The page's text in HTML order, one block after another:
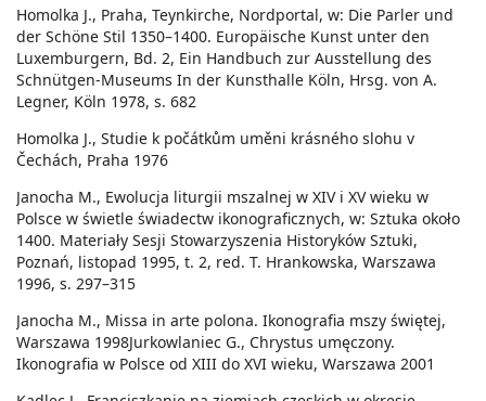
Homolka J., Praha, Teynkirche, Nordportal, w: Die Parler und
der Schöne Stil 1350–1400. Europäische Kunst unter den
Luxemburgern, Bd. 2, Ein Handbuch zur Ausstellung des
Schnütgen-Museums In der Kunsthalle Köln, Hrsg. von A.
Legner, Köln 1978, s. 682
Homolka J., Studie k počátkům uměni krásného slohu v
Čechách, Praha 1976
Janocha M., Ewolucja liturgii mszalnej w XIV i XV wieku w
Polsce w świetle świadectw ikonograficznych, w: Sztuka około
1400. Materiały Sesji Stowarzyszenia Historyków Sztuki,
Poznań, listopad 1995, t. 2, red. T. Hrankowska, Warszawa
1996, s. 297–315
Janocha M., Missa in arte polona. Ikonografia mszy świętej,
Warszawa 1998Jurkowlaniec G., Chrystus umęczony.
Ikonografia w Polsce od XIII do XVI wieku, Warszawa 2001